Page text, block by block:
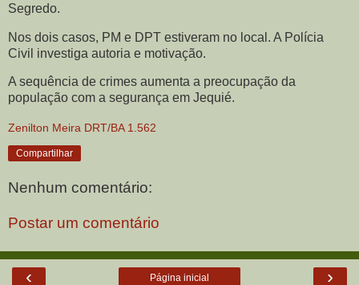
Segredo.
Nos dois casos, PM e DPT estiveram no local. A Polícia
Civil investiga autoria e motivação.
A sequência de crimes aumenta a preocupação da
população com a segurança em Jequié.
Zenilton Meira DRT/BA 1.562
Compartilhar
Nenhum comentário:
Postar um comentário
‹ ›
Página inicial